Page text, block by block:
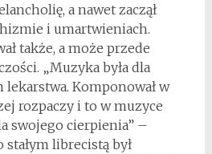
a nawet zaczął
i umartwieniach.
także, a może przede
„Muzyka była dla
lekarstwa. Komponował w
rozpaczy i to w muzyce
swojego cierpienia” –
stałym librecistą był